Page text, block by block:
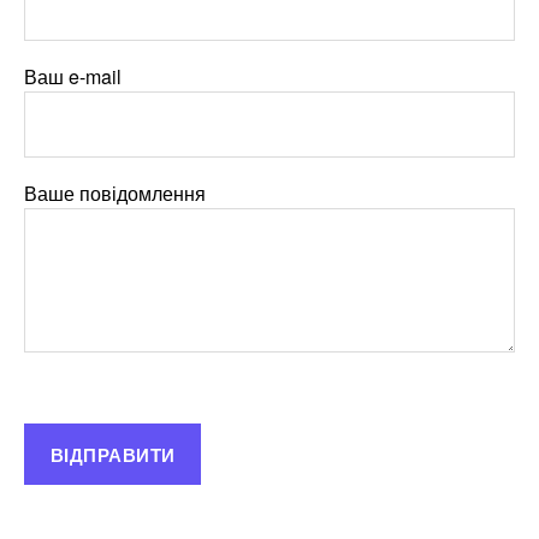
Ваш e-mail
Ваше повідомлення